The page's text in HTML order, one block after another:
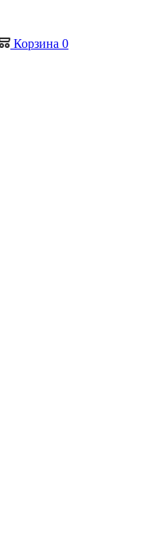
Корзина 0